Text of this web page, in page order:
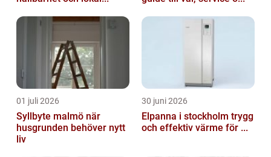
01 juli 2026
Syllbyte malmö när
husgrunden behöver nytt
liv
30 juni 2026
Elpanna i stockholm trygg
och effektiv värme för ...